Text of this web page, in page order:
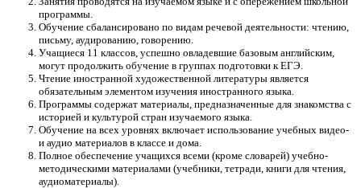
программы.
Обучение сбалансировано по видам речевой деятельности: чтению,
письму, аудированию, говорению.
Учащиеся 11 классов, успешно овладевшие базовым английским,
могут продолжить обучение в группах подготовки к ЕГЭ.
Чтение иностранной художественной литературы является
обязательным элементом изучения иностранного языка.
Программы содержат материалы, предназначенные для знакомства с
историей и культурой стран изучаемого языка.
Обучение на всех уровнях включает использование учебных видео-
и аудио материалов в классе и дома.
Полное обеспечение учащихся всеми (кроме словарей) учебно-
методическими материалами (учебники, тетради, книги для чтения,
аудиоматериалы).